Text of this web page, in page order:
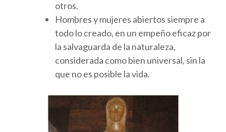
otros.
Hombres y mujeres abiertos siempre a
todo lo creado, en un empeño eficaz por
la salvaguarda de la naturaleza,
considerada como bien universal, sin la
que no es posible la vida.